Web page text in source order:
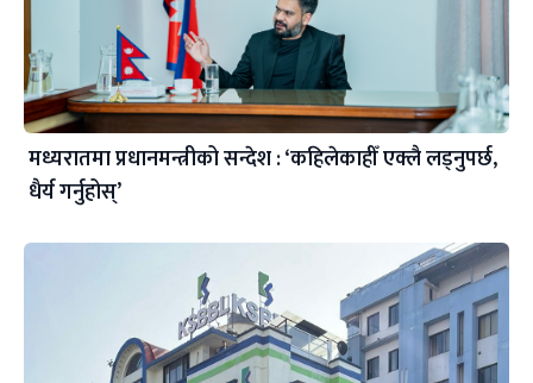
मध्यरातमा प्रधानमन्त्रीको सन्देश : ‘कहिलेकाहीँ एक्लै लड्नुपर्छ,
धैर्य गर्नुहोस्’